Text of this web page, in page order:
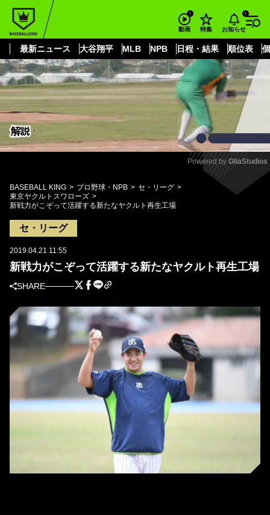
動画 特集 お知らせ
最新ニュース 大谷翔平 MLB NPB 日程・結果 順位表
もっと見る
Mute
Powered by GliaStudios
BASEBALL KING プロ野球・NPB
セ・リーグ
東京ヤクルトスワローズ
新戦力がこぞって活躍する新たなヤクルト再生工場
セ・リーグ
2019.04.21 11:55
新戦力がこぞって活躍する新たなヤクルト再生工場
SHARE